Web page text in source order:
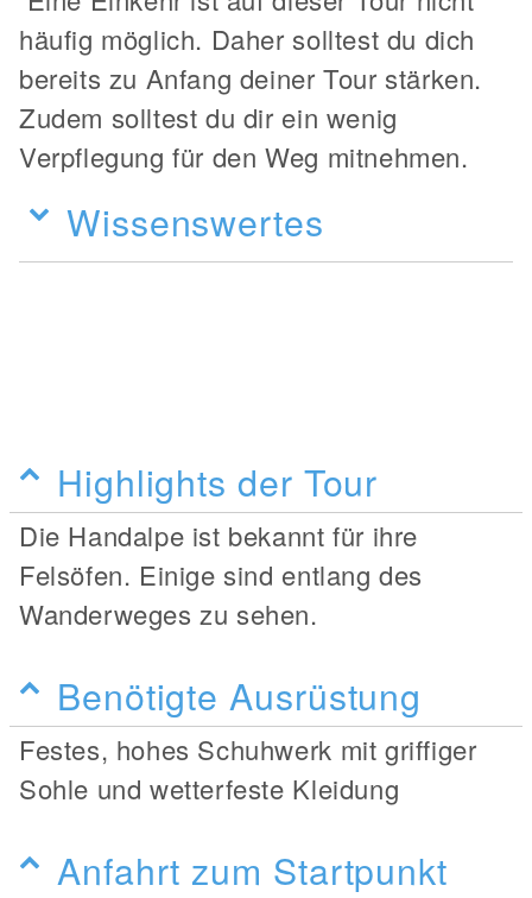
häufig möglich. Daher solltest du dich
bereits zu Anfang deiner Tour stärken.
Zudem solltest du dir ein wenig
Verpflegung für den Weg mitnehmen.
Wissenswertes
Highlights der Tour
Die Handalpe ist bekannt für ihre
Felsöfen. Einige sind entlang des
Wanderweges zu sehen.
Benötigte Ausrüstung
Festes, hohes Schuhwerk mit griffiger
Sohle und wetterfeste Kleidung
Anfahrt zum Startpunkt